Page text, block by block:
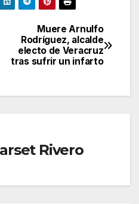
Muere Arnulfo
Rodríguez, alcalde
electo de Veracruz
tras sufrir un infarto
Rivero